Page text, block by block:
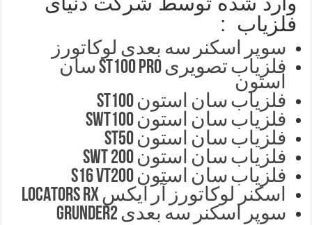
فلزیاب :
سوپر اسکنر سه بعدی لوکاتورز
فلزیاب تصویری ST100 pro سان
استون
فلزیاب سان استون ST100
فلزیاب سان استون SWT100
فلزیاب سان استون ST50
فلزیاب سان استون SWT 200
فلزیاب سان استون S16 VT200
اسکنر لوکاتورز آر ایکس LOCATORS RX
سوپر اسکنر سه بعدی Grunder2